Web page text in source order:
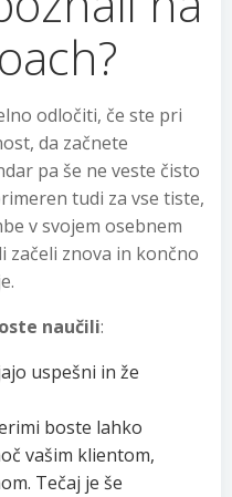
odločiti, če ste pri
da začnete
pa še ne veste čisto
tudi za vse tiste,
v svojem osebnem
začeli znova in končno
naučili:
uspešni in že
boste lahko
vašim klientom,
Tečaj je še